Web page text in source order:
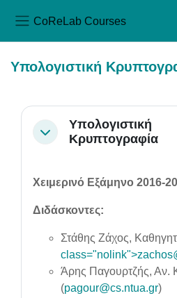
CoReLab Courses
Υπολογιστική
Section outline
Collapse
Yπολογιστική
Κρυπτογραφία
Χειμερινό Εξάμηνο 2016-
Διδάσκοντες:
Στάθης Ζάχος,
Άρης Παγουρτζής, Αν.
(pagour@cs.ntua.gr)